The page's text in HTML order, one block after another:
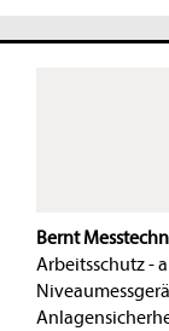
Bernt
Arbeitsschutz -